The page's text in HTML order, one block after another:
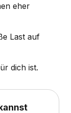
eher
Last auf
dich ist.